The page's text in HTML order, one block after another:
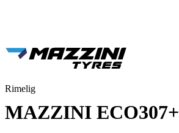
Rimelig
MAZZINI ECO307+